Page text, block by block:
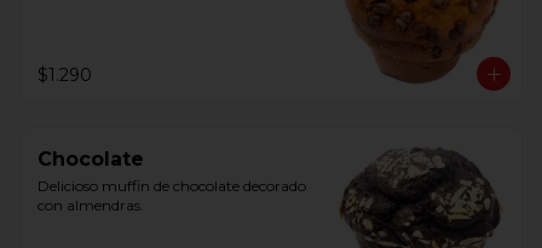
$1.290
Chocolate
Delicioso muffin de chocolate decorado
con almendras.